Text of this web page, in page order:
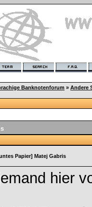
Banknotenforum » Andere
Papier] Matej Gabris
hier